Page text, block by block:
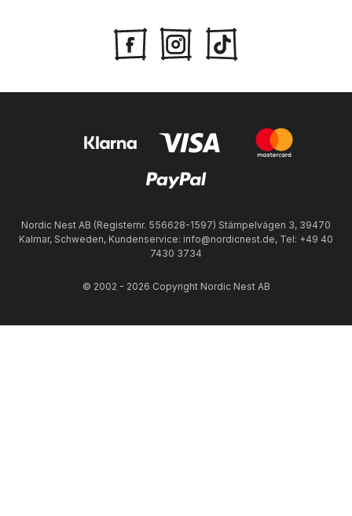
Nordic Nest AB (Registernr. 556628-1597) Stämpelvägen 3, 39470
Kalmar, Schweden, Kundenservice: info@nordicnest.de, Tel: +49 40
7430 3734
© 2002 - 2026 Copyright Nordic Nest AB